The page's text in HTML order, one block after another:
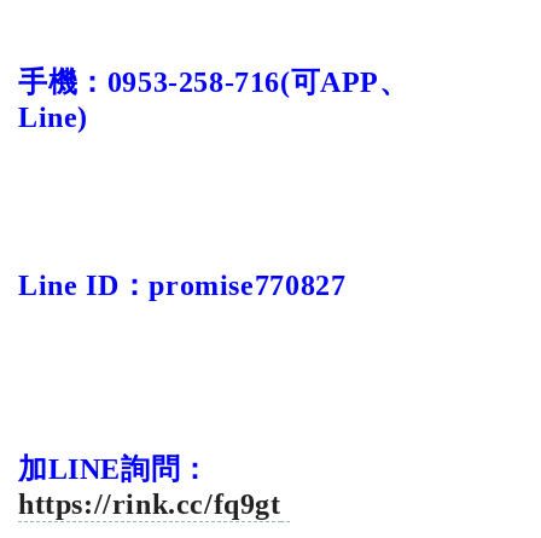
手機： 0953-258-716(可APP、
Line)
Line ID ：promise770827
加LINE詢問：
https://rink.cc/fq9gt